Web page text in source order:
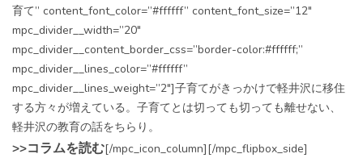
育て” content_font_color=”#ffffff” content_font_size=”12″
mpc_divider__width=”20″
mpc_divider__content_border_css=”border-color:#ffffff;”
mpc_divider__lines_color=”#ffffff”
mpc_divider__lines_weight=”2″]子育てがきっかけで軽井沢に移住
する方々が増えている。子育てとは切っても切っても離せない、
軽井沢の教育の話をちらり。
>>コラムを読む[/mpc_icon_column][/mpc_flipbox_side]